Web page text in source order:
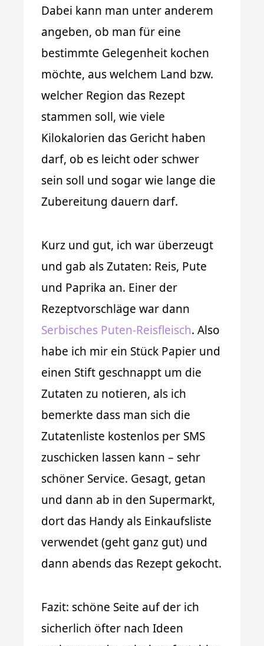
Dabei kann man unter anderem
angeben, ob man für eine
bestimmte Gelegenheit kochen
möchte, aus welchem Land bzw.
welcher Region das Rezept
stammen soll, wie viele
Kilokalorien das Gericht haben
darf, ob es leicht oder schwer
sein soll und sogar wie lange die
Zubereitung dauern darf.
Kurz und gut, ich war überzeugt
und gab als Zutaten: Reis, Pute
und Paprika an. Einer der
Rezeptvorschläge war dann
Serbisches Puten-Reisfleisch. Also
habe ich mir ein Stück Papier und
einen Stift geschnappt um die
Zutaten zu notieren, als ich
bemerkte dass man sich die
Zutatenliste kostenlos per SMS
zuschicken lassen kann – sehr
schöner Service. Gesagt, getan
und dann ab in den Supermarkt,
dort das Handy als Einkaufsliste
verwendet (geht ganz gut) und
dann abends das Rezept gekocht.
Fazit: schöne Seite auf der ich
sicherlich öfter nach Ideen